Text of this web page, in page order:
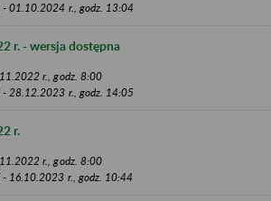
- 01.10.2024 r., godz. 13:04
r. - wersja dostępna
r., godz. 8:00
- 28.12.2023 r., godz. 14:05
r.
r., godz. 8:00
- 16.10.2023 r., godz. 10:44